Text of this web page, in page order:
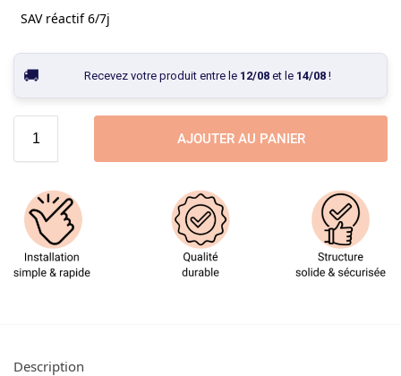
SAV réactif 6/7j
Recevez votre produit entre le 12/08et le 14/08!
AJOUTER AU PANIER
Description